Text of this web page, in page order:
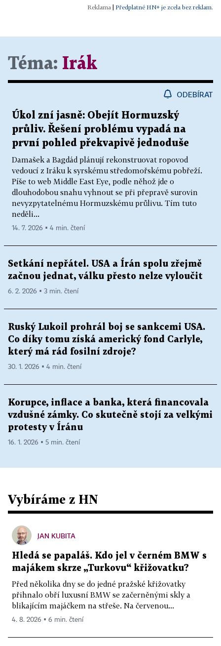
Předplatné HN+ je zcela bez reklam.
Téma: Irák
ODEBÍRAT
Úkol zní jasně: Obejít Hormuzský
průliv. Řešení problému vypadá na
první pohled překvapivě jednoduše
Damašek a Bagdád plánují rekonstruovat ropovod
vedoucí z Iráku k syrskému středomořskému pobřeží.
Píše to web Middle East Eye, podle něhož jde o
dlouhodobou snahu vyhnout se při přepravě surovin
nevyzpytatelnému Hormuzskému průlivu. Tím tuto
neděli...
14. 7. 2026 ▪ 4 min. čtení
Setkání nepřátel. USA a Írán spolu zřejmě
začnou jednat, válku přesto nelze vyloučit
6. 2. 2026 ▪ 3 min. čtení
Ruský Lukoil prohrál boj se sankcemi USA.
Co díky tomu získá americký fond Carlyle,
který má rád fosilní zdroje?
30. 1. 2026 ▪ 4 min. čtení
Korupce, inflace a banka, která financovala
vzdušné zámky. Co skutečně stojí za velkými
protesty v Íránu
16. 1. 2026 ▪ 5 min. čtení
Vybíráme z HN
JAN KUBITA
Hledá se papaláš. Kdo jel v černém BMW s
majákem skrze „Turkovu“ křižovatku?
Před několika dny se do jedné pražské křižovatky
přihnalo obří luxusní BMW se začerněnými skly a
blikajícím majáčkem na střeše. Na červenou...
4. 8. 2026 ▪ 6 min. čtení